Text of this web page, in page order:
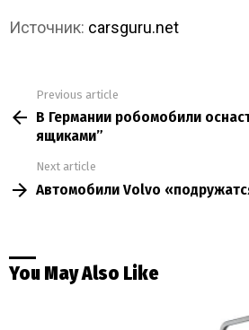
Источник: carsguru.net
more
Previous article
В Германии робомобили
ящиками”
Next article
Автомобили Volvo
You May Also Like